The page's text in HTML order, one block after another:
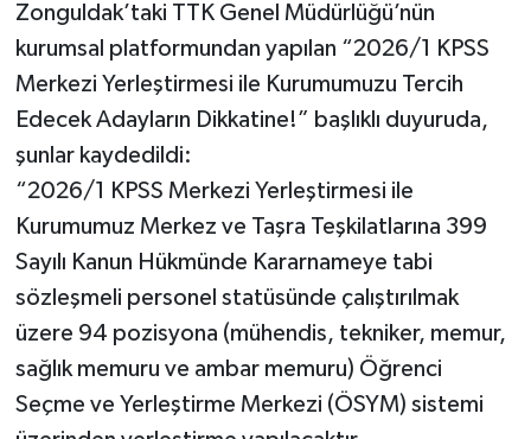
Zonguldak’taki TTK Genel Müdürlüğü’nün
kurumsal platformundan yapılan “2026/1 KPSS
Merkezi Yerleştirmesi ile Kurumumuzu Tercih
Edecek Adayların Dikkatine!” başlıklı duyuruda,
şunlar kaydedildi:
“2026/1 KPSS Merkezi Yerleştirmesi ile
Kurumumuz Merkez ve Taşra Teşkilatlarına 399
Sayılı Kanun Hükmünde Kararnameye tabi
sözleşmeli personel statüsünde çalıştırılmak
üzere 94 pozisyona (mühendis, tekniker, memur,
sağlık memuru ve ambar memuru) Öğrenci
Seçme ve Yerleştirme Merkezi (ÖSYM) sistemi